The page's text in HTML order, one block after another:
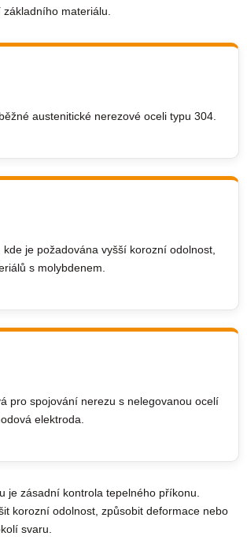
materiálu.
austenitické nerezové oceli typu 304.
je požadována vyšší korozní odolnost,
s molybdenem.
pro spojování nerezu s nelegovanou ocelí
elektroda.
je zásadní kontrola tepelného příkonu.
korozní odolnost, způsobit deformace nebo
svaru.